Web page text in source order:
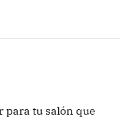
para tu salón que